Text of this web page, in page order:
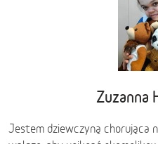
Zuzanna
Jestem dziewczyną chorująca